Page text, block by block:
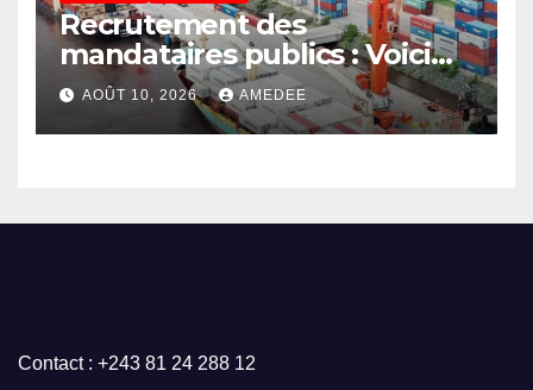
Recrutement des
mandataires publics : Voici
comment devrait procéder
un État moderne
AOÛT 10, 2026 AMEDEE
Contact : +243 81 24 288 12